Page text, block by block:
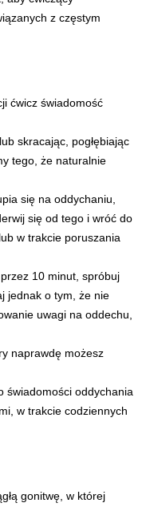
z częstym
ćwicz świadomość
skracając, pogłębiając
tego, że naturalnie
się na oddychaniu,
się od tego i wróć do
w trakcie poruszania
10 minut, spróbuj
jednak o tym, że nie
uwagi na oddechu,
naprawdę możesz
świadomości oddychania
w trakcie codziennych
gonitwę, w której